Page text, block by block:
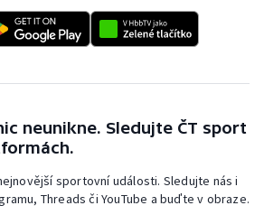
neunikne. Sledujte ČT sport
sportovní události. Sledujte nás i
Threads či YouTube a buďte v obraze.